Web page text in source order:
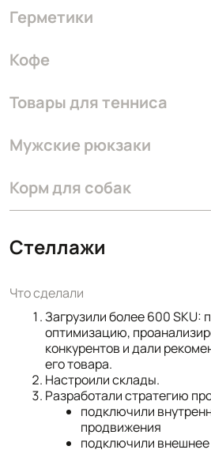
Герметики
Кофе
Товары для тенниса
Мужские рюкзаки
Корм для собак
Стеллажи
Что сделали
Загрузили более 600 SKU:
оптимизацию,
конкурентов и дали
его товара.
Настроили склады.
Разработали стратегию
подключили
продвижения
подключили